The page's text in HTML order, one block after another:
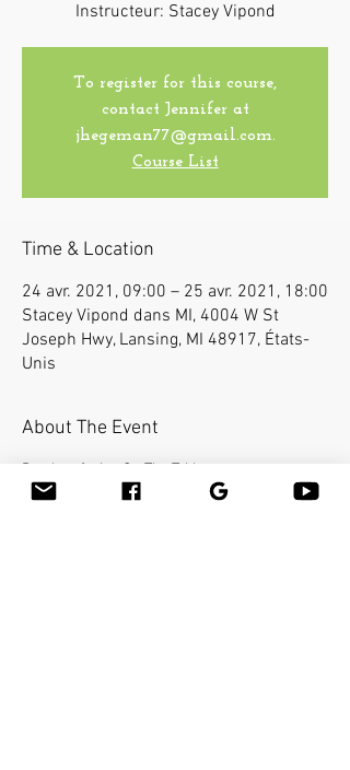
Instructeur: Stacey Vipond
To register for this course,
contact Jennifer at
jhegeman77@gmail.com.
Course List
Time & Location
24 avr. 2021, 09:00 – 25 avr. 2021, 18:00
Stacey Vipond dans MI, 4004 W St
Joseph Hwy, Lansing, MI 48917, États-
Unis
About The Event
Bamboo-fusion On The Table est un moyen
innovant de fournir un massage suédois ou des